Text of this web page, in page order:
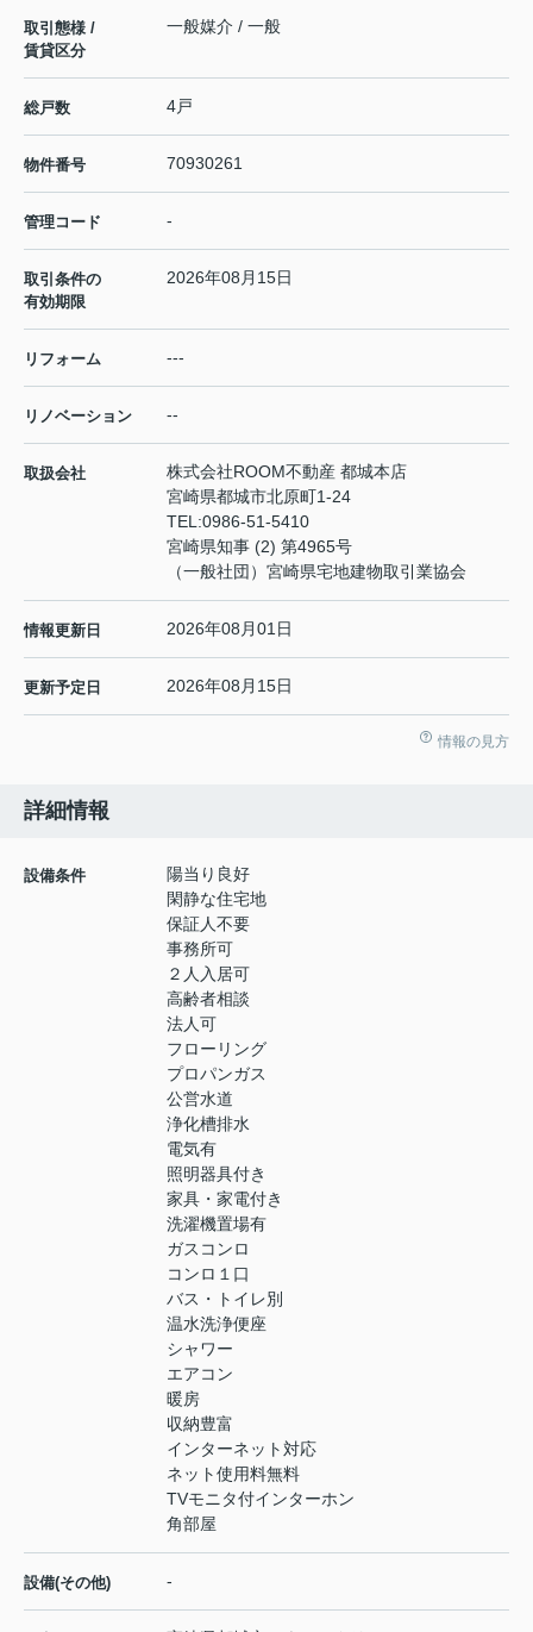
取引態様 /
賃貸区分
一般媒介 / 一般
総戸数 4戸
物件番号 70930261
管理コード -
取引条件の
有効期限
2026年08月15日
リフォーム ---
リノベーション --
取扱会社
株式会社ROOM不動産 都城本店
宮崎県都城市北原町1-24
TEL:0986-51-5410
宮崎県知事 (2) 第4965号
（一般社団）宮崎県宅地建物取引業協会
情報更新日 2026年08月01日
更新予定日 2026年08月15日
情報の見方
詳細情報
設備条件
陽当り良好
閑静な住宅地
保証人不要
事務所可
２人入居可
高齢者相談
法人可
フローリング
プロパンガス
公営水道
浄化槽排水
電気有
照明器具付き
家具・家電付き
洗濯機置場有
ガスコンロ
コンロ１口
バス・トイレ別
温水洗浄便座
シャワー
エアコン
暖房
収納豊富
インターネット対応
ネット使用料無料
TVモニタ付インターホン
角部屋
設備(その他) -